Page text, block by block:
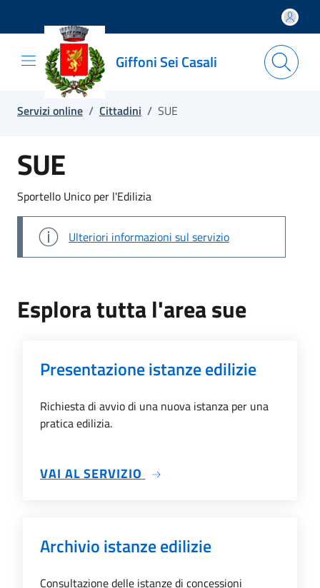
Salta e vai al contenuto
Salta e vai al footer
Giffoni Sei Casali
Servizi online / Cittadini / SUE
SUE
Sportello Unico per l'Edilizia
Ulteriori informazioni sul servizio
Esplora tutta l'area sue
Presentazione istanze edilizie
Richiesta di avvio di una nuova istanza per una
pratica edilizia.
VAI AL SERVIZIO SU PRESENTAZIONE
Archivio istanze edilizie
Consultazione delle istanze di concessioni